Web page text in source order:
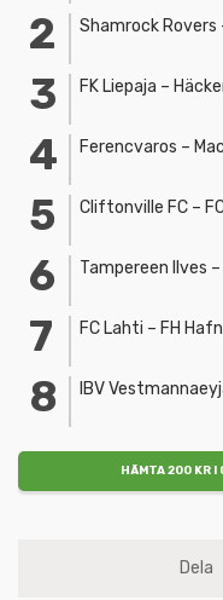
Shamrock Rovers
FK Liepaja –
Ferencvaros –
Cliftonville FC –
Tampereen Ilves
FC Lahti – FH
IBV
HÄMTA 200 KR I
Dela